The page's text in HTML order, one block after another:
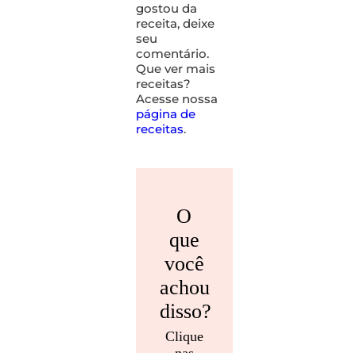
gostou da
receita, deixe
seu
comentário.
Que ver mais
receitas?
Acesse nossa
página de
receitas.
O
que
você
achou
disso?
Clique